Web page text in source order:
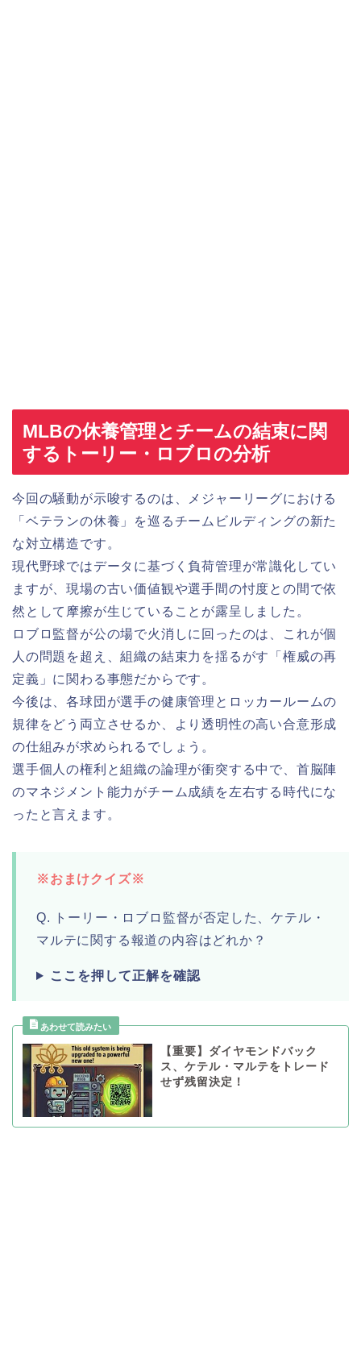
MLBの休養管理とチームの結束に関
するトーリー・ロブロの分析
今回の騒動が示唆するのは、メジャーリーグにおける
「ベテランの休養」を巡るチームビルディングの新た
な対立構造です。
現代野球ではデータに基づく負荷管理が常識化してい
ますが、現場の古い価値観や選手間の忖度との間で依
然として摩擦が生じていることが露呈しました。
ロブロ監督が公の場で火消しに回ったのは、これが個
人の問題を超え、組織の結束力を揺るがす「権威の再
定義」に関わる事態だからです。
今後は、各球団が選手の健康管理とロッカールームの
規律をどう両立させるか、より透明性の高い合意形成
の仕組みが求められるでしょう。
選手個人の権利と組織の論理が衝突する中で、首脳陣
のマネジメント能力がチーム成績を左右する時代にな
ったと言えます。
※おまけクイズ※
Q. トーリー・ロブロ監督が否定した、ケテル・
マルテに関する報道の内容はどれか？
ここを押して正解を確認
【重要】ダイヤモンドバック
ス、ケテル・マルテをトレード
せず残留決定！